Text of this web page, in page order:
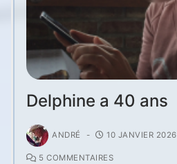
Delphine a 40 ans
ANDRÉ - 10 JANVIER 2026
5 COMMENTAIRES